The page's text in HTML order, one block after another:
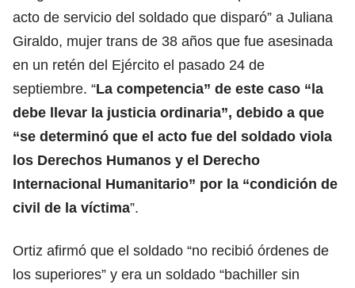
acto de servicio del soldado que disparó” a Juliana
Giraldo, mujer trans de 38 años que fue asesinada
en un retén del Ejército el pasado 24 de
septiembre. “La competencia” de este caso “la
debe llevar la justicia ordinaria”, debido a que
“se determinó que el acto fue del soldado viola
los Derechos Humanos y el Derecho
Internacional Humanitario” por la “condición de
civil de la víctima”.
Ortiz afirmó que el soldado “no recibió órdenes de
los superiores” y era un soldado “bachiller sin